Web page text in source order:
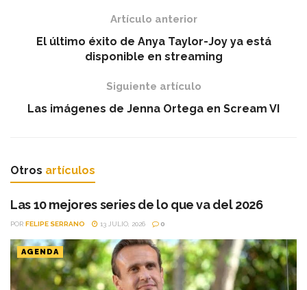
Artículo anterior
El último éxito de Anya Taylor-Joy ya está
disponible en streaming
Siguiente artículo
Las imágenes de Jenna Ortega en Scream VI
Otros artículos
Las 10 mejores series de lo que va del 2026
POR FELIPE SERRANO 13 JULIO, 2026 0
AGENDA